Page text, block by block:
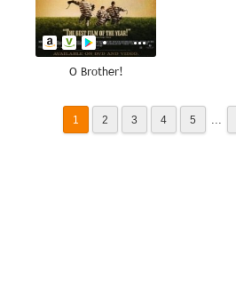
O Brother!
1 2 3 4 5 ...